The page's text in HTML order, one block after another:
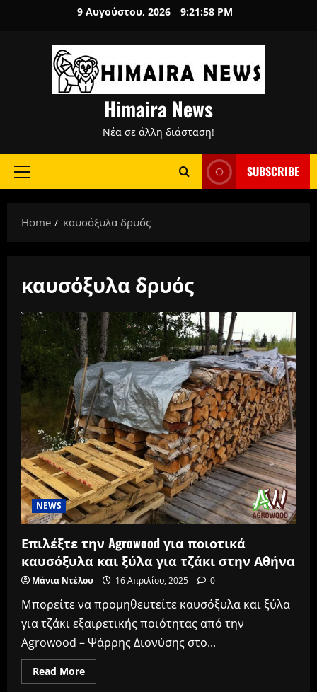
9 Αυγούστου, 2026 9:21:58 PM
Himaira News
Νέα σε άλλη διάσταση!
Primary
SUBSCRIBE
Home καυσόξυλα δρυός
καυσόξυλα δρυός
NEWS
Επιλέξτε την Agrowood για ποιοτικά
καυσόξυλα και ξύλα για τζάκι στην Αθήνα
Μάνια Ντέλου 16 Απριλίου, 2025 0
Μπορείτε να προμηθευτείτε καυσόξυλα και ξύλα
για τζάκι εξαιρετικής ποιότητας από την
Agrowood – Ψάρρης Διονύσης στο...
Read MoreRead
more